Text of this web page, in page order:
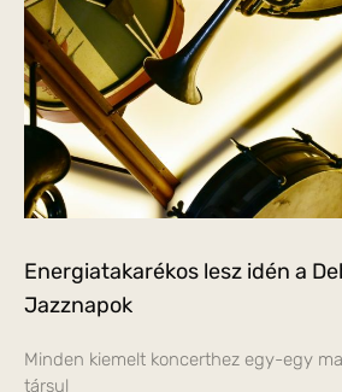
Energiatakarékos lesz idén a
Jazznapok
Minden kiemelt koncerthez egy-egy
társul